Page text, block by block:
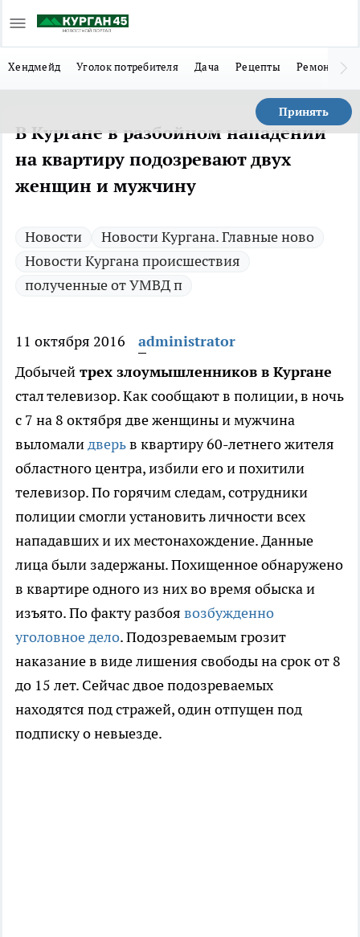
Хендмейд Уголок потребителя Дача Рецепты Ремонт
Принять
В Кургане в разбойном нападении
на квартиру подозревают двух
женщин и мужчину
Новости
Новости Кургана. Главные ново
Новости Кургана происшествия
полученные от УМВД п
11 октября 2016
administrator
Добычей трех злоумышленников в Кургане
стал телевизор.Как сообщают в полиции, в ночь
с 7 на 8 октября две женщины и мужчина
выломалидверьв квартиру 60-летнего жителя
областного центра, избили его и похитили
телевизор. По горячим следам, сотрудники
полиции смогли установить личности всех
нападавших и их местонахождение. Данные
лица были задержаны. Похищенное обнаружено
в квартире одного из них во время обыска и
изъято. По факту разбоя возбужденно
уголовное дело. Подозреваемым грозит
наказание в виде лишения свободы на срок от 8
до 15 лет. Сейчас двое подозреваемых
находятся под стражей, один отпущен под
подписку о невыезде.